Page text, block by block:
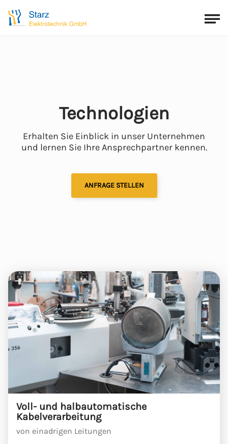
Technologien
Erhalten Sie Einblick in unser Unternehmen
und lernen Sie Ihre Ansprechpartner kennen.
ANFRAGE STELLEN
Voll- und halbautomatische
Kabelverarbeitung
von einadrigen Leitungen